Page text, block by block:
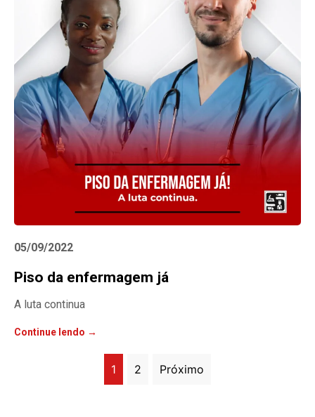
05/09/2022
Piso da enfermagem já
A luta continua
Continue lendo →
1 2 Próximo